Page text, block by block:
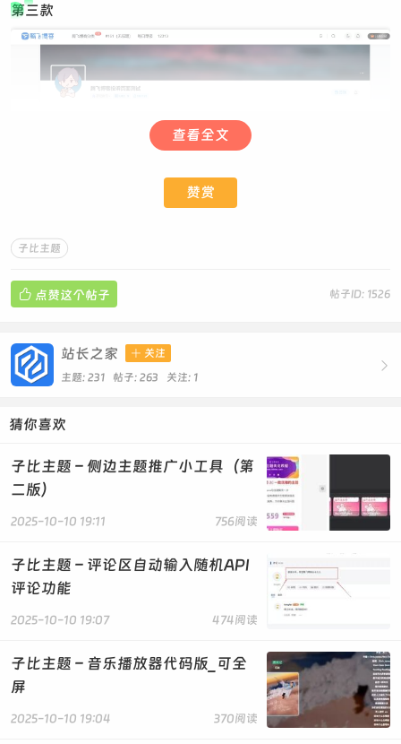
第三款
content/themes/zibll/inc/functions/user/page.php
件，我们搜下面的函数
function
zib_user_ctnter_main_tabs_array_filter_main($tabs_a
复制代码
然后在官方认证下面添加下面的代码！
'title' => '我的投诉',
'nav_attr' => 'drawer-title="我的投
'content_class' => 'complaint-settings',
widget">
<div
<div
查看全文
赞赏
子比主题
帖子ID: 1526
 点赞这个帖子

站长之家  关注
主题: 231 帖子: 263 关注: 1
猜你喜欢
子比主题 – 侧边主题推广小工具（第
二版）
756阅读
2025-10-10 19:11
子比主题 – 评论区自动输入随机API
评论功能
474阅读
2025-10-10 19:07
子比主题 – 音乐播放器代码版_可全
屏
370阅读
2025-10-10 19:04